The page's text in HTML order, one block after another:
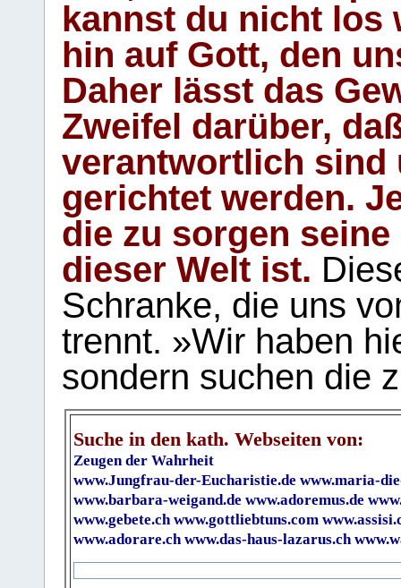
kannst du nicht los
hin auf Gott, den
Daher lässt das
Zweifel darüber,
verantwortlich sind
gerichtet werden.
die zu sorgen
dieser Welt ist.
Schranke, die uns
trennt. »Wir haben
sondern suchen die
Suche in den kath. Webseiten von:
Zeugen der Wahrheit
www.Jungfrau-der-Eucharistie.de www.maria-
www.barbara-weigand.de www.adoremus.de
www.gebete.ch www.gottliebtuns.com
www.adorare.ch www.das-haus-lazarus.ch